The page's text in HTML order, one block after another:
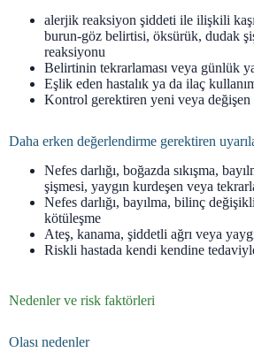
alerjik reaksiyon şiddeti ile ilişkili
burun-göz belirtisi, öksürük, dudak
reaksiyonu
Belirtinin tekrarlaması veya günlük
Eşlik eden hastalık ya da ilaç
Kontrol gerektiren yeni veya değişen
Daha erken değerlendirme gerektiren
Nefes darlığı, boğazda sıkışma,
şişmesi, yaygın kurdeşen veya
Nefes darlığı, bayılma, bilinç
kötüleşme
Ateş, kanama, şiddetli ağrı veya
Riskli hastada kendi kendine
Nedenler ve risk faktörleri
Olası nedenler